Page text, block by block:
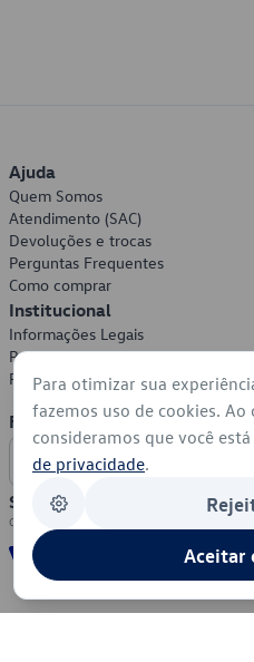
Ajuda
Quem Somos
Atendimento (SAC)
Devoluções e trocas
Perguntas Frequentes
Como comprar
Institucional
Informações Legais
Política de Privacidade
Política de Cookies
Formas de Pagamento
Segurança
Para otimizar sua
fazemos uso de cookies.
consideramos que você
de privacidade.
Aceitar